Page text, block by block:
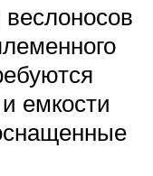
емкости